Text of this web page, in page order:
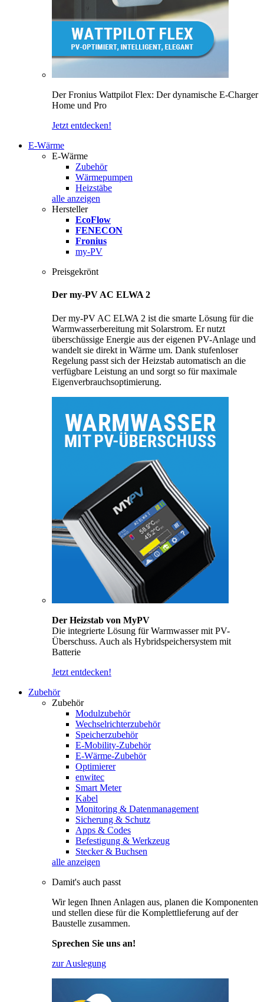
Der Fronius Wattpilot Flex: Der dynamische E-Charger
Home und Pro
Jetzt entdecken!
E-Wärme
E-Wärme
Zubehör
Wärmepumpen
Heizstäbe
alle anzeigen
Hersteller
EcoFlow
FENECON
Fronius
my-PV
Preisgekrönt
Der my-PV AC ELWA 2
Der my-PV AC ELWA 2 ist die smarte Lösung für die
Warmwasserbereitung mit Solarstrom. Er nutzt
überschüssige Energie aus der eigenen PV-Anlage und
wandelt sie direkt in Wärme um. Dank stufenloser
Regelung passt sich der Heizstab automatisch an die
verfügbare Leistung an und sorgt so für maximale
Eigenverbrauchsoptimierung.
Der Heizstab von MyPV
Die integrierte Lösung für Warmwasser mit PV-
Überschuss. Auch als Hybridspeichersystem mit
Batterie
Jetzt entdecken!
Zubehör
Zubehör
Modulzubehör
Wechselrichterzubehör
Speicherzubehör
E-Mobility-Zubehör
E-Wärme-Zubehör
Optimierer
enwitec
Smart Meter
Kabel
Monitoring & Datenmanagement
Sicherung & Schutz
Apps & Codes
Befestigung & Werkzeug
Stecker & Buchsen
alle anzeigen
Damit's auch passt
Wir legen Ihnen Anlagen aus, planen die Komponenten
und stellen diese für die Komplettlieferung auf der
Baustelle zusammen.
Sprechen Sie uns an!
zur Auslegung